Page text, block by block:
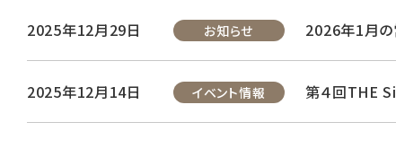
2025年12月29日 お知らせ 2026年1月
2025年12月14日 イベント情報 第４回THE